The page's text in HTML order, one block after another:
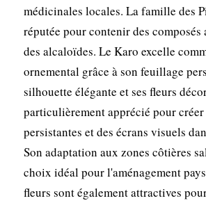
médicinales locales. La famille des
réputée pour contenir des composés
des alcaloïdes. Le Karo excelle
ornemental grâce à son feuillage
silhouette élégante et ses fleurs
particulièrement apprécié pour créer
persistantes et des écrans visuels
Son adaptation aux zones côtières
choix idéal pour l'aménagement
fleurs sont également attractives